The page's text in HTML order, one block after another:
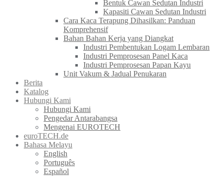
Bentuk Cawan Sedutan Industri
Kapasiti Cawan Sedutan Industri
Cara Kaca Terapung Dihasilkan: Panduan
Komprehensif
Bahan Bahan Kerja yang Diangkat
Industri Pembentukan Logam Lembaran
Industri Pemprosesan Panel Kaca
Industri Pemprosesan Papan Kayu
Unit Vakum & Jadual Penukaran
Berita
Katalog
Hubungi Kami
Hubungi Kami
Pengedar Antarabangsa
Mengenai EUROTECH
euroTECH.de
Bahasa Melayu
English
Português
Español